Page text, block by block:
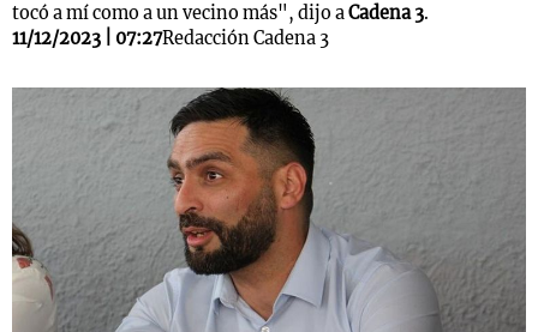
tocó a mí como a un vecino más", dijo aCadena 3.
11/12/2023 | 07:27Redacción Cadena 3